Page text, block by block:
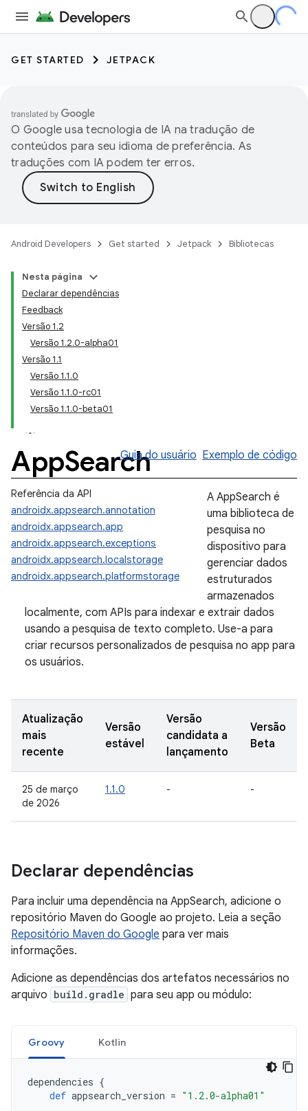
GET STARTED JETPACK
O Google usa tecnologia de IA na tradução de
conteúdos para seu idioma de preferência. As
traduções com IA podem ter erros.
Android Developers Get started Jetpack Bibliotecas
Nesta página
Declarar dependências
Feedback
Versão 1.2
Versão 1.2.0-alpha01
Versão 1.1
Versão 1.1.0
Versão 1.1.0-rc01
Versão 1.1.0-beta01
AppSearchGuia do usuário Exemplo de código
Referência da API
androidx.appsearch.annotation
androidx.appsearch.app
androidx.appsearch.exceptions
androidx.appsearch.localstorage
androidx.appsearch.platformstorage
A AppSearch é
uma biblioteca de
pesquisa no
dispositivo para
gerenciar dados
estruturados
armazenados
localmente, com APIs para indexar e extrair dados
usando a pesquisa de texto completo. Use-a para
criar recursos personalizados de pesquisa no app para
os usuários.
Atualização
mais
recente
Versão
estável
Versão
candidata a
lançamento
Versão
Beta
25 de março
de 2026
1.1.0 - -
Declarar dependências
Para incluir uma dependência na AppSearch, adicione o
repositório Maven do Google ao projeto. Leia a seção
Repositório Maven do Google para ver mais
informações.
Adicione as dependências dos artefatos necessários no
arquivo build.gradle para seu app ou módulo:
Groovy Kotlin
dependencies {
def appsearch_version = "1.2.0-alpha01"